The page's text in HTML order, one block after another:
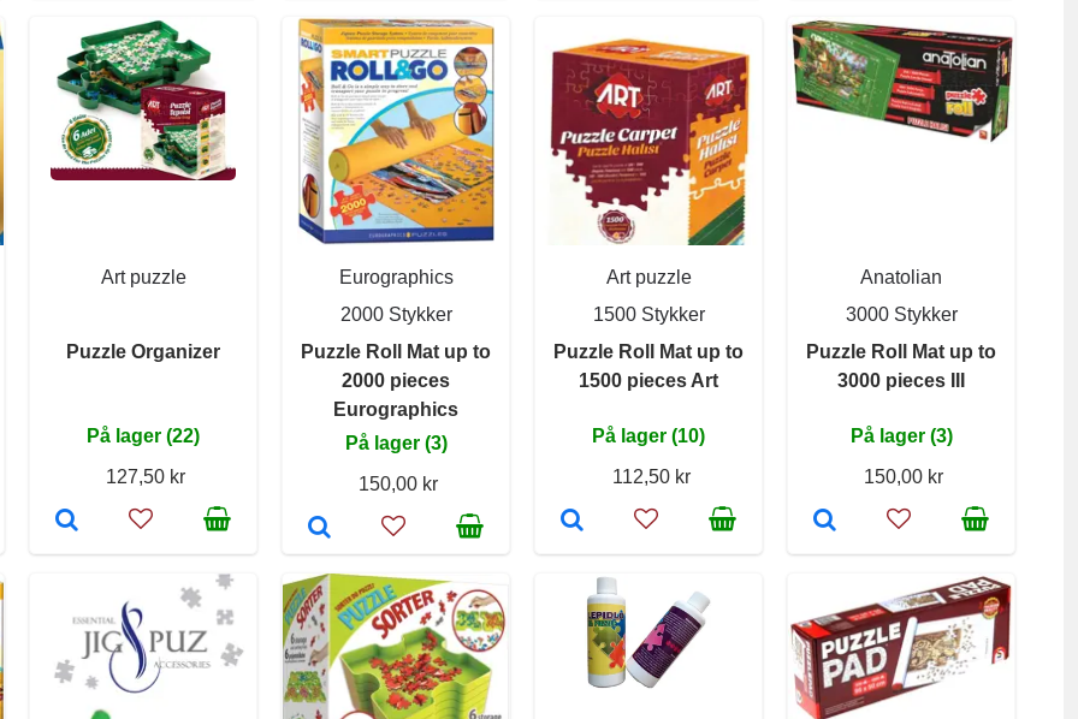
Art puzzle
Puzzle Organizer
På lager (22)
127,50 kr
Eurographics
2000 Stykker
Puzzle Roll Mat up to
2000 pieces
Eurographics
På lager (3)
150,00 kr
Art puzzle
1500 Stykker
Puzzle Roll Mat up to
1500 pieces Art
På lager (10)
112,50 kr
Anatolian
3000 Stykker
Puzzle Roll Mat up to
3000 pieces III
På lager (3)
150,00 kr